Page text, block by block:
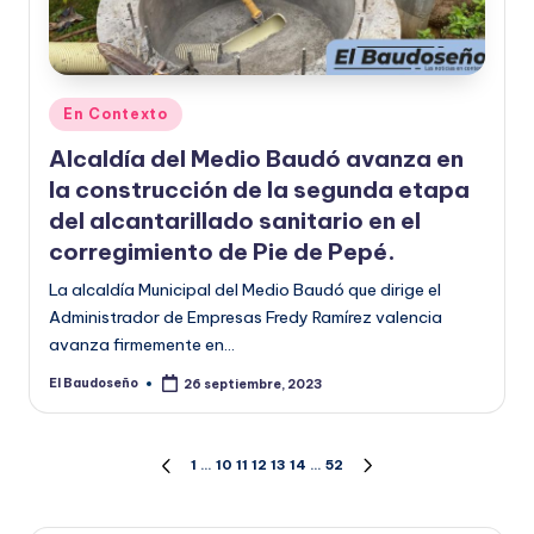
Publicado
en
En Contexto
Alcaldía del Medio Baudó avanza en
la construcción de la segunda etapa
del alcantarillado sanitario en el
corregimiento de Pie de Pepé.
La alcaldía Municipal del Medio Baudó que dirige el
Administrador de Empresas Fredy Ramírez valencia
avanza firmemente en…
Publicado
El Baudoseño 26 septiembre, 2023
Paginación
de
PÁGINA
1 … 10 11 12 13 14 … 52